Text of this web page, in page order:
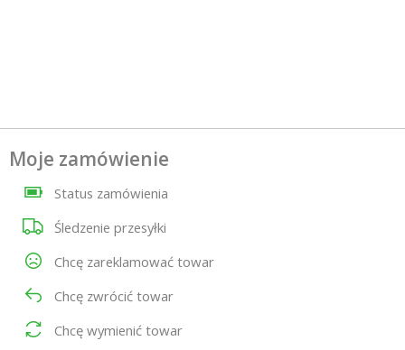
Moje zamówienie
Status zamówienia
Śledzenie przesyłki
Chcę zareklamować towar
Chcę zwrócić towar
Chcę wymienić towar